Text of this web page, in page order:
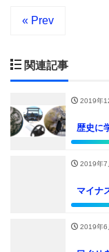
« Prev
関連記事
2019年
歴史に
2019年7
マイナ
2019年6